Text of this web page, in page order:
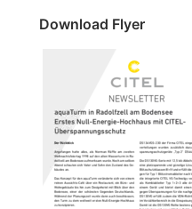
Download Flyer